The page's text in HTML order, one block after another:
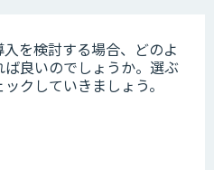
を検討する場合、どのよ
良いのでしょうか。選ぶ
クしていきましょう。